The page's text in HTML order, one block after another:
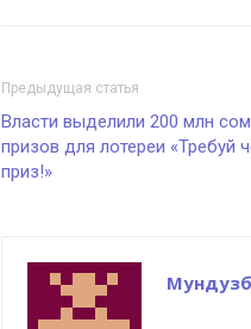
Предыдущая статья
Власти выделили 200 млн
призов для лотереи «Требуй
приз!»